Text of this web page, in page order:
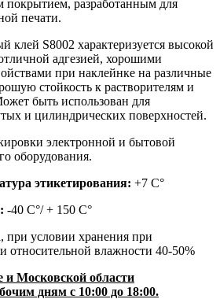
покрытием, разработанным для
печати.
клей S8002 характеризуется высокой
адгезией, хорошими
при наклейнке на различные
стойкость к растворителям и
быть использован для
и цилиндрических поверхностей.
электронной и бытовой
оборудования.
этикетирования: +7 С°
-40 С°/ + 150 С°
при условии хранения при
относительной влажности 40-50%
и Московской области
дням с 10:00 до 18:00.